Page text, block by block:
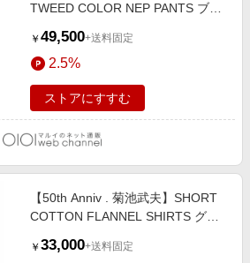
TWEED COLOR NEP PANTS ブラ
￥ 49,500+送料固定
2.5%
ストアにすすむ
【50th Anniv . 菊池武夫】SHORT
COTTON FLANNEL SHIRTS グレ
￥ 33,000+送料固定